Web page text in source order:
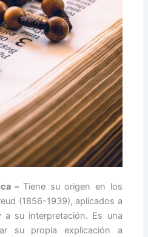
– Tiene su origen en los
(1856-1939), aplicados a
a su interpretación. Es una
su propia explicación a